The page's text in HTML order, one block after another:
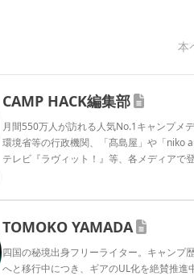
本
CAMP HACK編集部
月間550万人が訪れる人気No.1キャンプメ
環境省等の行政機関、「髙島屋」や「niko
テレビ『ラヴィット！』等、各メディアで
TOMOKO YAMADA
四国の秘境出身フリーライター。キャンプ
へと移行中につき、ギアのUL化を絶賛推進